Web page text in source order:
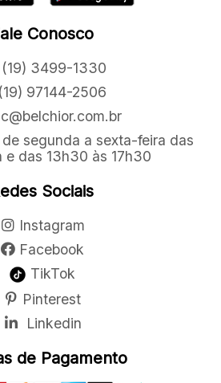
Conosco
(19) 3499-1330
(19) 97144-2506
segunda a sexta-feira das
e das 13h30 às 17h30
Sociais
Instagram
Facebook
TikTok
Pinterest
Linkedin
de Pagamento